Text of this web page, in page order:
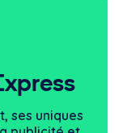
ses uniques